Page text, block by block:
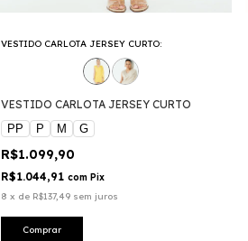
VESTIDO CARLOTA JERSEY CURTO:
VESTIDO CARLOTA JERSEY CURTO
PP
P M G
R$1.099,90
R$1.044,91 com Pix
8 x de R$137,49 sem juros
Comprar